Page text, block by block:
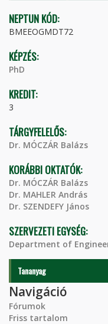
NEPTUN KÓD:
BMEEOGMDT72
KÉPZÉS:
PhD
KREDIT:
3
TÁRGYFELELŐS:
Dr. MÓCZÁR Balázs
KORÁBBI OKTATÓK:
Dr. MÓCZÁR Balázs
Dr. MAHLER András
Dr. SZENDEFY János
SZERVEZETI EGYSÉG:
Department of
Tananyag
Navigáció
Fórumok
Friss tartalom